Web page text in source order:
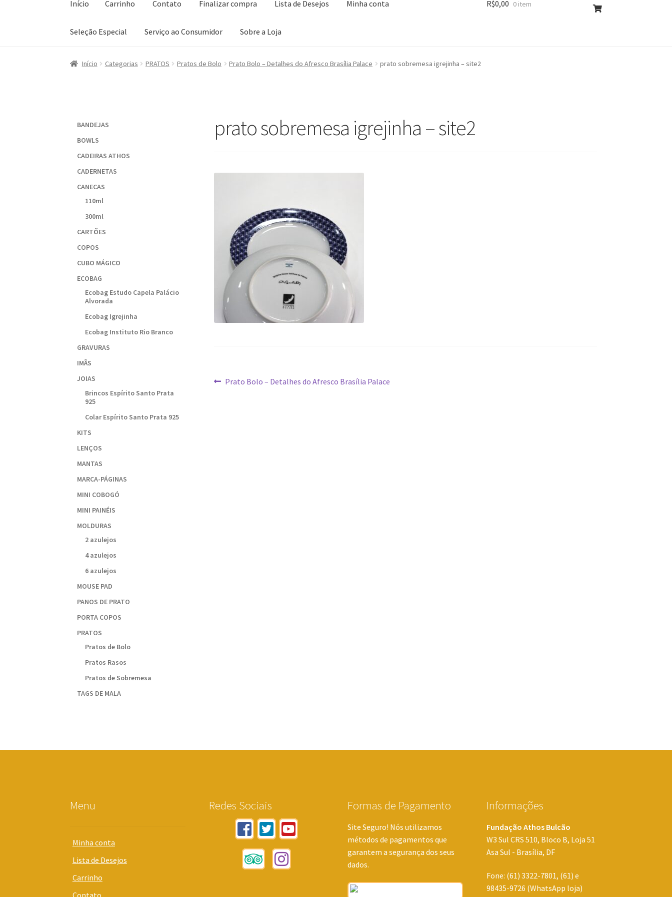
Início Carrinho Contato Finalizar compra Lista de Desejos Minha conta
Seleção Especial Serviço ao Consumidor Sobre a Loja
R$0,00 0 item
Início Categorias PRATOS Pratos de Bolo Prato Bolo – Detalhes do Afresco Brasília Palace prato sobremesa igrejinha – site2
prato sobremesa igrejinha – site2
Navegação
Post
Prato Bolo – Detalhes do Afresco Brasília Palace
BANDEJAS
BOWLS
CADEIRAS ATHOS
CADERNETAS
CANECAS
110ml
300ml
CARTÕES
COPOS
CUBO MÁGICO
ECOBAG
Ecobag Estudo Capela Palácio
Alvorada
Ecobag Igrejinha
Ecobag Instituto Rio Branco
GRAVURAS
IMÃS
JOIAS
Brincos Espírito Santo Prata
925
Colar Espírito Santo Prata 925
KITS
LENÇOS
MANTAS
MARCA-PÁGINAS
MINI COBOGÓ
MINI PAINÉIS
MOLDURAS
2 azulejos
4 azulejos
6 azulejos
MOUSE PAD
PANOS DE PRATO
PORTA COPOS
PRATOS
Pratos de Bolo
Pratos Rasos
Pratos de Sobremesa
TAGS DE MALA
Menu
Minha conta
Lista de Desejos
Carrinho
Contato
Redes Sociais Formas de Pagamento
Site Seguro! Nós utilizamos
métodos de pagamentos que
garantem a segurança dos seus
dados.
Informações
Fundação Athos Bulcão
W3 Sul CRS 510, Bloco B, Loja 51
Asa Sul - Brasília, DF
Fone: (61) 3322-7801, (61) e
98435-9726 (WhatsApp loja)